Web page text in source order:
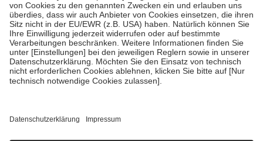
Um das Engagement der Versicherten für ihre eigene Gesundheit zu
stärken und die besondere Stellung der Familie zu unterstützen,
fallenkeine Zuzahlungenan bei:
• Kindern und Jugendlichen bis zum vollendeten 18. Lebensjahr
mit Ausnahme der Fahrkosten
• Untersuchungen zur Vorsorge und Früherkennung, die von der
GKV getragen werden
Einholung von Bewertungen. Trusted Shops hat Maßnahmen